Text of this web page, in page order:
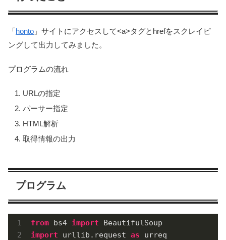
「honto 」サイトにアクセスして<a>タグとhrefをスクレイピ
ングして出力してみました。
プログラムの流れ
URLの指定
パーサー指定
HTML解析
取得情報の出力
プログラム
from bs4 import
import urllib.request as